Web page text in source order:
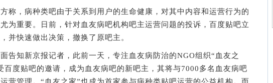
，病种类吧由于关系到用户的生命健康，对其中内容和运营行为的
为重要。日前，针对血友病吧机构吧主运营问题的投诉，百度贴吧立
并快速做出决策，撤换了原吧主。
知新京报记者，此前一天，专注血友病防治的NGO组织“血友之
百度贴吧的邀请，成为血友病吧的新吧主，其将与7000多名血友病吧
营管理。“血友之家”也成为首家参与病种类贴吧运营的公益机构。而